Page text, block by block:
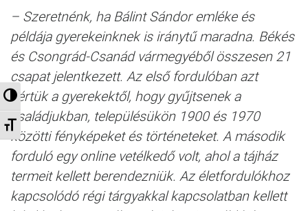
Nagy kontraszt váltása
Betűméret váltása
– Szeretnénk, ha Bálint Sándor emléke és
példája gyerekeinknek is iránytű maradna. Békés
és Csongrád-Csanád vármegyéből összesen 21
csapat jelentkezett. Az első fordulóban azt
kértük a gyerekektől, hogy gyűjtsenek a
családjukban, településükön 1900 és 1970
közötti fényképeket és történeteket. A második
forduló egy online vetélkedő volt, ahol a tájház
termeit kellett berendezniük. Az életfordulókhoz
kapcsolódó régi tárgyakkal kapcsolatban kellett